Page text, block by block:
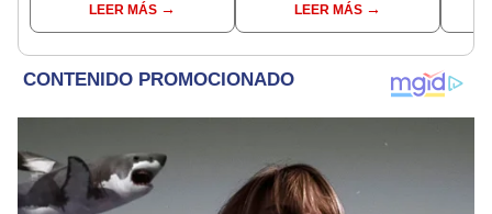
LEER MÁS
incompatible y falsedad
ideológica
LEER MÁS